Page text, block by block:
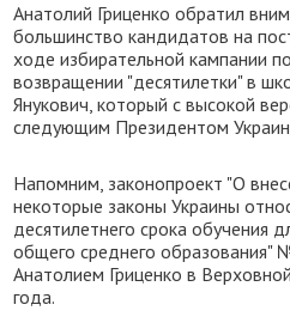
Анатолий Гриценко обратил
большинство кандидатов на
ходе избирательной кампании
возвращении "десятилетки" в
Янукович, который с высокой
следующим Президентом
Напомним, законопроект "О
некоторые законы Украины
десятилетнего срока обучения
общего среднего образования"
Анатолием Гриценко в
года.